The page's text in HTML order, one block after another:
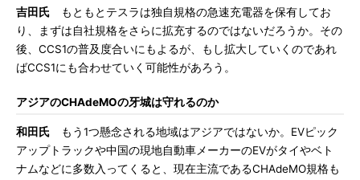
吉田氏 もともとテスラは独自規格の急速充電器を保有してお
り、まずは自社規格をさらに拡充するのではないだろうか。その
後、CCS1の普及度合いにもよるが、もし拡大していくのであれ
ばCCS1にも合わせていく可能性があろう。
アジアのCHAdeMOの牙城は守れるのか
和田氏 もう1つ懸念される地域はアジアではないか。EVピック
アップトラックや中国の現地自動車メーカーのEVがタイやベト
ナムなどに多数入ってくると、現在主流であるCHAdeMO規格も